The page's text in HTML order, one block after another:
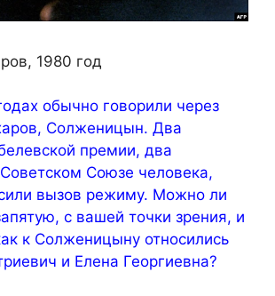
1980 год
обычно говорили через
Солженицын. Два
премии, два
Союзе человека,
вызов режиму. Можно ли
с вашей точки зрения, и
к Солженицыну относились
и Елена Георгиевна?